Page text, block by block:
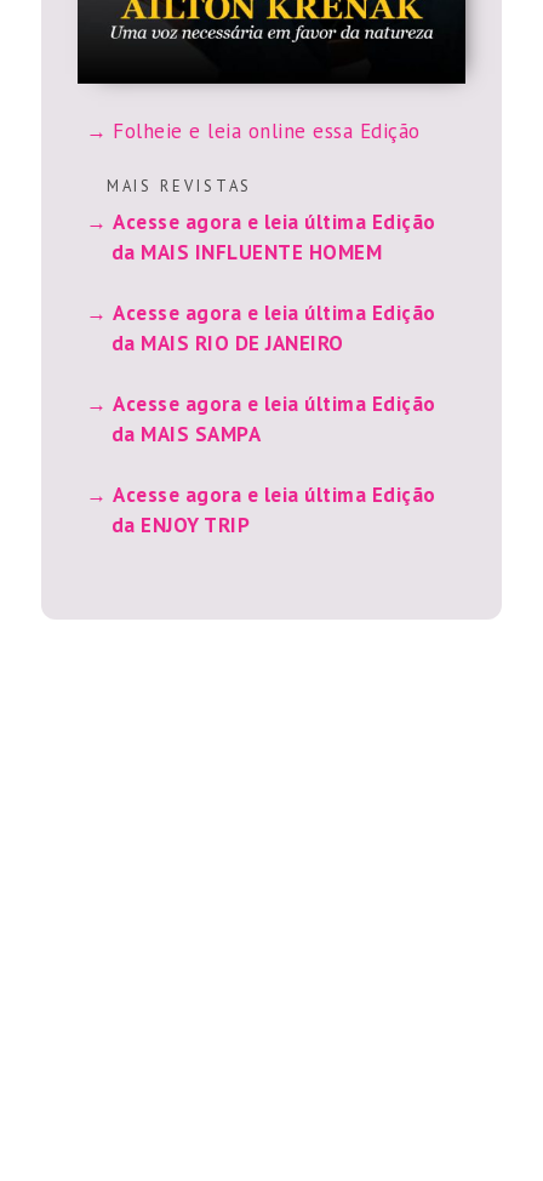
Folheie e leia online essa Edição
M A I S R E V I S T A S
Acesse agora e leia última Edição
da MAIS INFLUENTE HOMEM
Acesse agora e leia última Edição
da MAIS RIO DE JANEIRO
Acesse agora e leia última Edição
da MAIS SAMPA
Acesse agora e leia última Edição
da ENJOY TRIP